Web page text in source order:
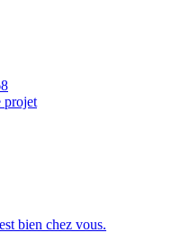
projet
bien chez vous.